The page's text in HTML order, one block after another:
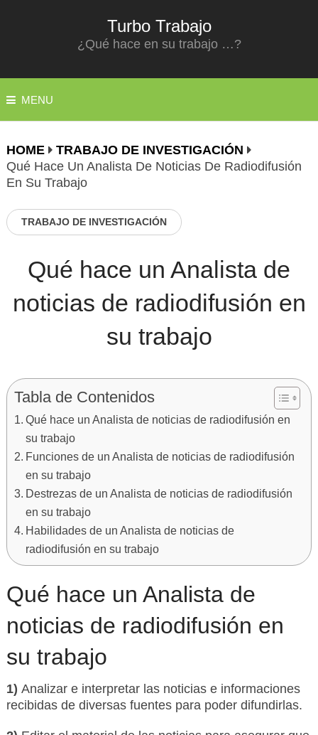
Turbo Trabajo
¿Qué hace en su trabajo …?
MENU
HOME
TRABAJO DE INVESTIGACIÓN
Qué Hace Un Analista De Noticias De Radiodifusión
En Su Trabajo
TRABAJO DE INVESTIGACIÓN
Qué hace un Analista de
noticias de radiodifusión en
su trabajo
Tabla de Contenidos
Qué hace un Analista de noticias de radiodifusión en
su trabajo
Funciones de un Analista de noticias de radiodifusión
en su trabajo
Destrezas de un Analista de noticias de radiodifusión
en su trabajo
Habilidades de un Analista de noticias de
radiodifusión en su trabajo
Qué hace un Analista de
noticias de radiodifusión en
su trabajo
1) Analizar e interpretar las noticias e informaciones
recibidas de diversas fuentes para poder difundirlas.